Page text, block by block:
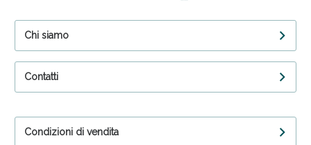
Chi siamo
Contatti
Condizioni di vendita